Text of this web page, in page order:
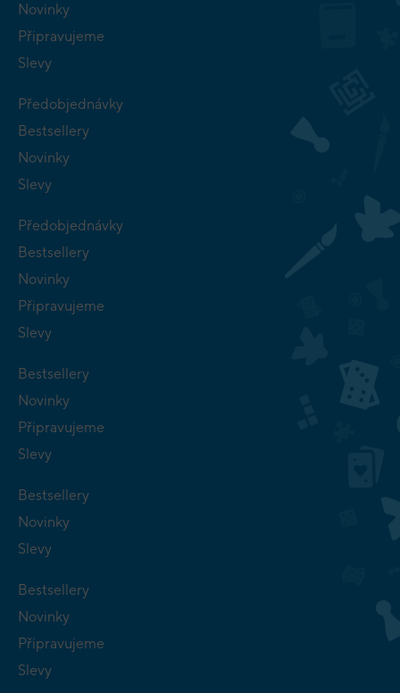
Novinky
Připravujeme
Slevy
Předobjednávky
Bestsellery
Novinky
Slevy
Předobjednávky
Bestsellery
Novinky
Připravujeme
Slevy
Bestsellery
Novinky
Připravujeme
Slevy
Bestsellery
Novinky
Slevy
Bestsellery
Novinky
Připravujeme
Slevy